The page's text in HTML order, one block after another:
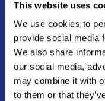
This website uses
We use cookies to
provide social media
We also share
our social media,
may combine it with
to them or that
Kies uw regio
Neem contact